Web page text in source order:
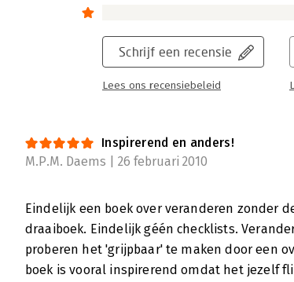
Schrijf een recensie
Lees ons recensiebeleid
Inspirerend en anders!
M.P.M. Daems | 26 februari 2010
Eindelijk een boek over veranderen zonder
draaiboek. Eindelijk géén checklists.
proberen het 'grijpbaar' te maken door een
boek is vooral inspirerend omdat het jezelf